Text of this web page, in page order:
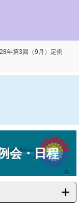
年第3回（9月）定例
会・日程